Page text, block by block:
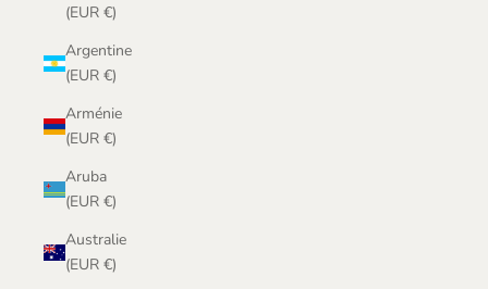
(EUR €)
Argentine
(EUR €)
Arménie
(EUR €)
Aruba
(EUR €)
Australie
(EUR €)